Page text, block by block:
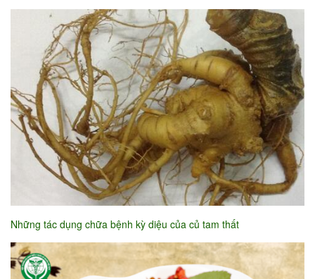
Những tác dụng chữa bệnh kỳ diệu của củ tam thất